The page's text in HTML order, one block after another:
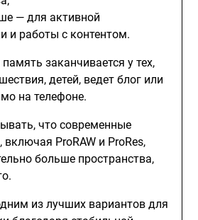
— для активной
и работы с контентом.
заканчивается у тех,
детей, ведет блог или
на телефоне.
что современные
ProRAW и ProRes,
больше пространства,
из лучших вариантов для